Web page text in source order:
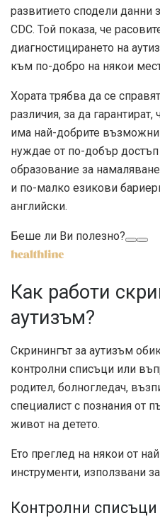
развитието сподели данни
CDC. Той показа, че
диагностицирането на
към по-добро на някои
Хората трябва да се
различия, за да
има най-добрите възможни
нуждае от по-добър
образование за
и по-малко езикови
английски.
Беше ли Ви полезно?
Как работи
аутизъм?
Скринингът за аутизъм
контролни списъци или
родител, болногледач,
специалист с познания от
живот на детето.
Ето преглед на някои от
инструменти, използвани
Контролни списъци